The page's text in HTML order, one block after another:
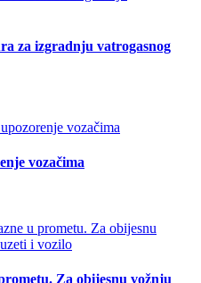
za izgradnju vatrogasnog
vozačima
Za obijesnu vožnju